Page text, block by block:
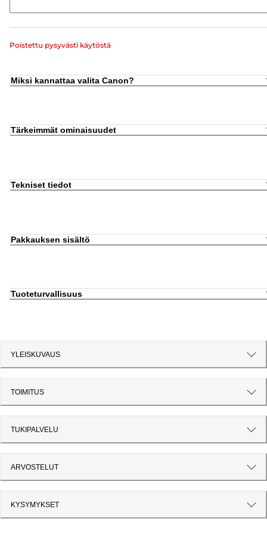
Poistettu pysyvästi käytöstä
Miksi kannattaa valita Canon?
Tärkeimmät ominaisuudet
Tekniset tiedot
Pakkauksen sisältö
Tuoteturvallisuus
YLEISKUVAUS
TOIMITUS
TUKIPALVELU
ARVOSTELUT
KYSYMYKSET